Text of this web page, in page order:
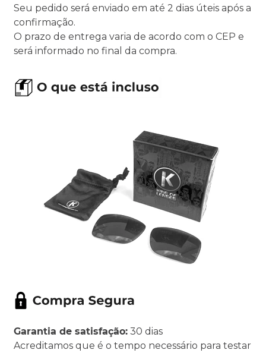
Seu pedido será enviado em até 2 dias úteis após a
confirmação.
O prazo de entrega varia de acordo com o CEP e
será informado no final da compra.
Garantia de satisfação: 30 dias
Acreditamos que é o tempo necessário para testar